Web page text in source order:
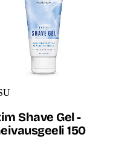
Shave Gel -
150